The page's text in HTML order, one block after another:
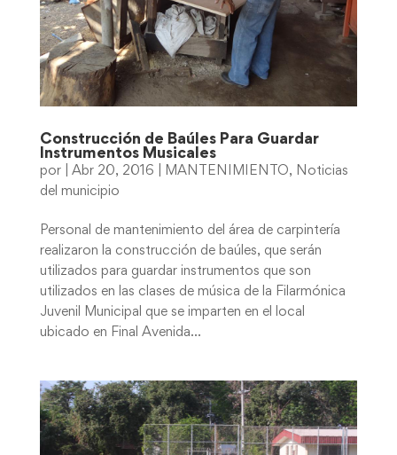
Construcción de Baúles Para Guardar
Instrumentos Musicales
por Abr 20, 2016 MANTENIMIENTO, Noticias
del municipio
Personal de mantenimiento del área de carpintería
realizaron la construcción de baúles, que serán
utilizados para guardar instrumentos que son
utilizados en las clases de música de la Filarmónica
Juvenil Municipal que se imparten en el local
ubicado en Final Avenida...